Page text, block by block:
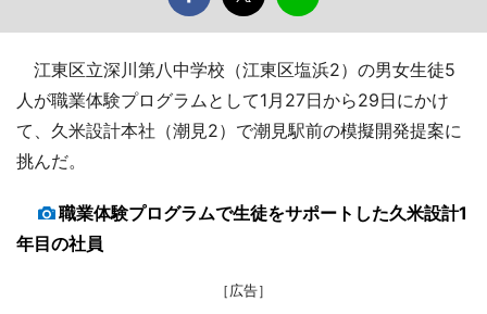
江東区立深川第八中学校（江東区塩浜2）の男女生徒5
人が職業体験プログラムとして1月27日から29日にかけ
て、久米設計本社（潮見2）で潮見駅前の模擬開発提案に
挑んだ。
職業体験プログラムで生徒をサポートした久米設計1
年目の社員
［広告］